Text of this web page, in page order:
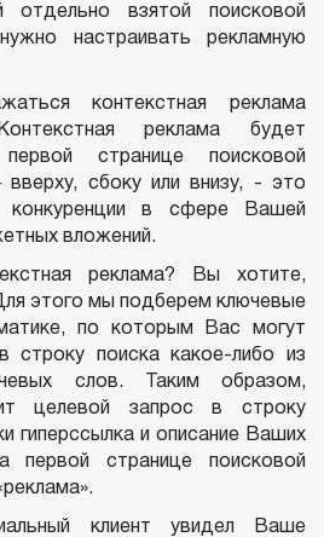
взятой поисковой
настраивать рекламную
контекстная реклама
реклама будет
странице поисковой
сбоку или внизу, - это
конкуренции в сфере Вашей
вложений.
реклама? Вы хотите,
этого мы подберем ключевые
по которым Вас могут
строку поиска какое-либо из
слов. Таким образом,
целевой запрос в строку
гиперссылка и описание Ваших
первой странице поисковой
клиент увидел Ваше